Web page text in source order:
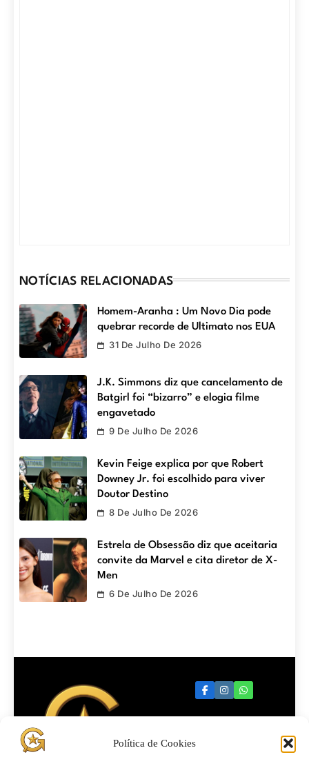
Política de Cookies
NOTÍCIAS RELACIONADAS
Homem-Aranha : Um Novo Dia pode
quebrar recorde de Ultimato nos EUA
31 De Julho De 2026
J.K. Simmons diz que cancelamento de
Batgirl foi “bizarro” e elogia filme
engavetado
9 De Julho De 2026
Kevin Feige explica por que Robert
Downey Jr. foi escolhido para viver
Doutor Destino
8 De Julho De 2026
Estrela de Obsessão diz que aceitaria
convite da Marvel e cita diretor de X-
Men
6 De Julho De 2026